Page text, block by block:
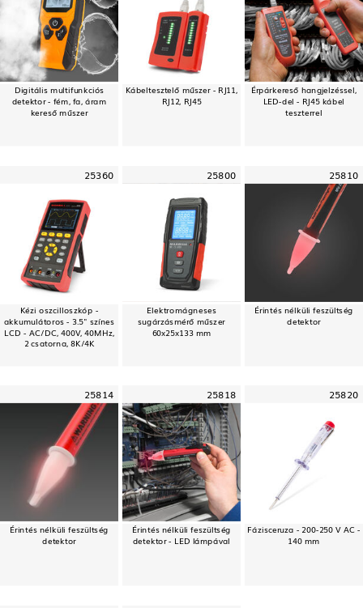
Digitális multifunkciós
detektor - fém, fa, áram
kereső műszer
Kábeltesztelő műszer - RJ11,
RJ12, RJ45
Érpárkereső hangjelzéssel,
LED-del - RJ45 kábel
teszterrel
25360
Kézi oszcilloszkóp -
akkumulátoros - 3.5" színes
LCD - AC/DC, 400V, 40MHz,
2 csatorna, 8K/4K
25800
Elektromágneses
sugárzásmérő műszer
60x25x133 mm
25810
Érintés nélküli feszültség
detektor
25814
Érintés nélküli feszültség
detektor
25818
Érintés nélküli feszültség
detektor - LED lámpával
25820
Fázisceruza - 200-250 V AC -
140 mm